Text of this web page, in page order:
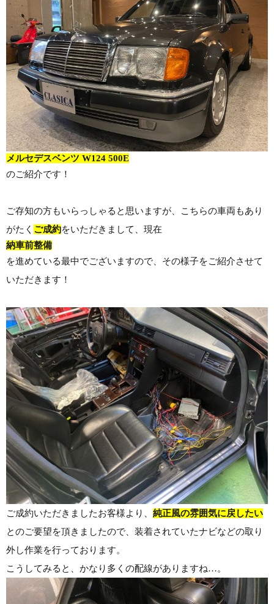
メルセデスベンツ W124 500E
のご紹介です！
ご存知の方もいらっしゃると思いますが、こちらの車両もあり
がたく ご成約をいただきまして、現在
納車前整備
を進めている最中でございますので、その様子をご紹介させて
いただきます！
ご成約いただきましたお客様より、 純正風の雰囲気に戻したい
とのご要望を頂きましたので、装着されていたナビなどの取り
外し作業を行っております。
こうしてみると、かなり多くの配線がありますね…。